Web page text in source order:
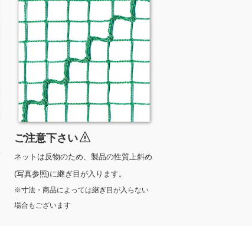
ご注意下さい
ネットは反物のため、製品の性質上斜め
(写真参照)に継ぎ目が入ります。
※寸法・商品によっては継ぎ目が入らない
場合もございます